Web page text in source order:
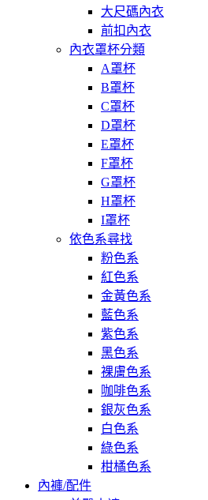
大尺碼內衣
前扣內衣
內衣罩杯分類
A罩杯
B罩杯
C罩杯
D罩杯
E罩杯
F罩杯
G罩杯
H罩杯
I罩杯
依色系尋找
粉色系
紅色系
金黃色系
藍色系
紫色系
黑色系
裸膚色系
咖啡色系
銀灰色系
白色系
綠色系
柑橘色系
內褲/配件